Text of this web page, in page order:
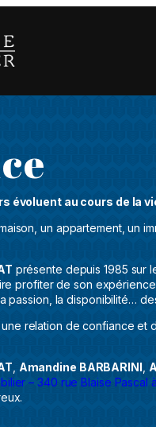
évoluent au cours de la
un appartement, un
présente depuis 1985 sur
profiter de son
passion, la disponibilité…
, une relation de confiance et
Amandine BARBARINI
– 340 rue Blaise Pascal